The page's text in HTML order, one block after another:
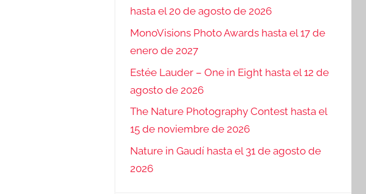
hasta el 20 de agosto de 2026
MonoVisions Photo Awards hasta el 17 de
enero de 2027
Estée Lauder – One in Eight hasta el 12 de
agosto de 2026
The Nature Photography Contest hasta el
15 de noviembre de 2026
Nature in Gaudí hasta el 31 de agosto de
2026